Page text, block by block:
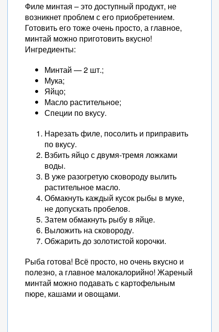
Филе минтая – это доступный продукт, не
возникнет проблем с его приобретением.
Готовить его тоже очень просто, а главное,
минтай можно приготовить вкусно!
Ингредиенты:
Минтай — 2 шт.;
Мука;
Яйцо;
Масло растительное;
Специи по вкусу.
Нарезать филе, посолить и приправить
по вкусу.
Взбить яйцо с двумя-тремя ложками
воды.
В уже разогретую сковороду вылить
растительное масло.
Обмакнуть каждый кусок рыбы в муке,
не допускать пробелов.
Затем обмакнуть рыбу в яйце.
Выложить на сковороду.
Обжарить до золотистой корочки.
Рыба готова! Всё просто, но очень вкусно и
полезно, а главное малокалорийно! Жареный
минтай можно подавать с картофельным
пюре, кашами и овощами.